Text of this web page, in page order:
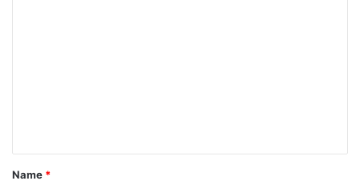
t
*
Name *